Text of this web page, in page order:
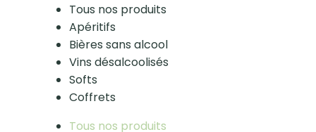
Tous nos produits
Apéritifs
Bières sans alcool
Vins désalcoolisés
Softs
Coffrets
Tous nos produits